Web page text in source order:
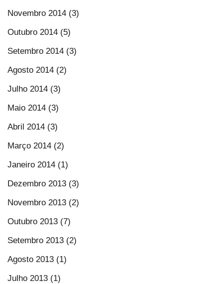
Novembro 2014 (3)
Outubro 2014 (5)
Setembro 2014 (3)
Agosto 2014 (2)
Julho 2014 (3)
Maio 2014 (3)
Abril 2014 (3)
Março 2014 (2)
Janeiro 2014 (1)
Dezembro 2013 (3)
Novembro 2013 (2)
Outubro 2013 (7)
Setembro 2013 (2)
Agosto 2013 (1)
Julho 2013 (1)